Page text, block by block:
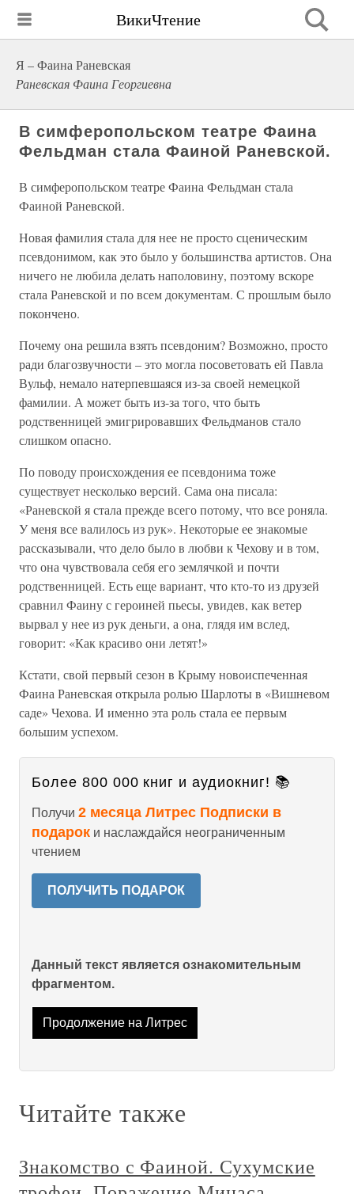
ВикиЧтение
Я – Фаина Раневская
Раневская Фаина Георгиевна
В симферопольском театре Фаина
Фельдман стала Фаиной Раневской.
В симферопольском театре Фаина Фельдман стала
Фаиной Раневской.
Новая фамилия стала для нее не просто сценическим
псевдонимом, как это было у большинства артистов. Она
ничего не любила делать наполовину, поэтому вскоре
стала Раневской и по всем документам. С прошлым было
покончено.
Почему она решила взять псевдоним? Возможно, просто
ради благозвучности – это могла посоветовать ей Павла
Вульф, немало натерпевшаяся из-за своей немецкой
фамилии. А может быть из-за того, что быть
родственницей эмигрировавших Фельдманов стало
слишком опасно.
По поводу происхождения ее псевдонима тоже
существует несколько версий. Сама она писала:
«Раневской я стала прежде всего потому, что все роняла.
У меня все валилось из рук». Некоторые ее знакомые
рассказывали, что дело было в любви к Чехову и в том,
что она чувствовала себя его землячкой и почти
родственницей. Есть еще вариант, что кто-то из друзей
сравнил Фаину с героиней пьесы, увидев, как ветер
вырвал у нее из рук деньги, а она, глядя им вслед,
говорит: «Как красиво они летят!»
Кстати, свой первый сезон в Крыму новоиспеченная
Фаина Раневская открыла ролью Шарлоты в «Вишневом
саде» Чехова. И именно эта роль стала ее первым
большим успехом.
Более 800 000 книг и аудиокниг! 📚
Получи 2 месяца Литрес Подписки в
подарок и наслаждайся неограниченным
чтением
ПОЛУЧИТЬ ПОДАРОК
Данный текст является ознакомительным
фрагментом.
Продолжение на Литрес
Читайте также
Знакомство с Фаиной. Сухумские